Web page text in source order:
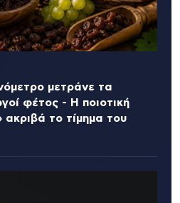
μετράνε τα
φέτος - Η ποιοτική
το τίμημα του